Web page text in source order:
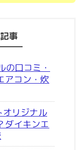
事
の口コミ・
アコン・炊
オリジナル
ダイキンエ